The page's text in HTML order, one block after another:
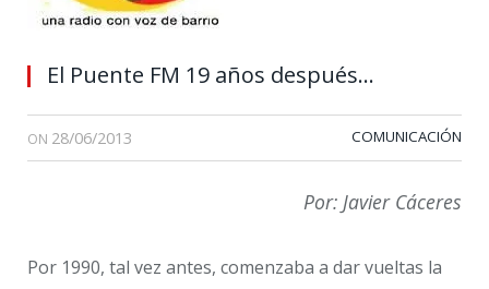
El Puente FM 19 años después…
ON 28/06/2013 COMUNICACIÓN
Por: Javier Cáceres
Por 1990, tal vez antes, comenzaba a dar vueltas la